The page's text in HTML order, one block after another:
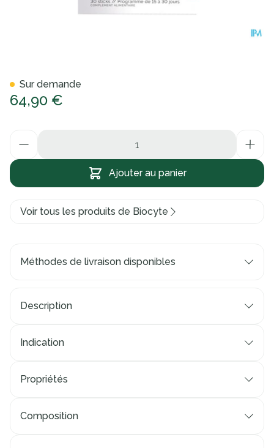
64,90 €
Ajouter au panier
Sur demande
Voir tous les produits de Biocyte
Méthodes de livraison disponibles
Description
Indication
Propriétés
Composition